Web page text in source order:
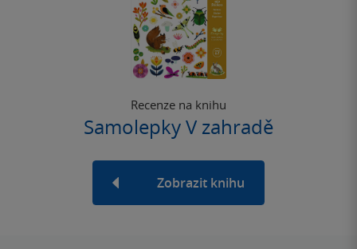
Recenze na knihu
Samolepky V zahradě
Zobrazit knihu